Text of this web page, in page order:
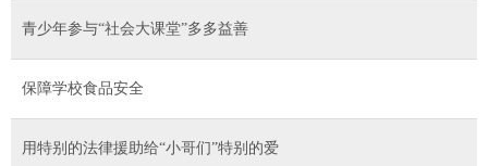
青少年参与“社会大课堂”多多益善
保障学校食品安全
用特别的法律援助给“小哥们”特别的爱